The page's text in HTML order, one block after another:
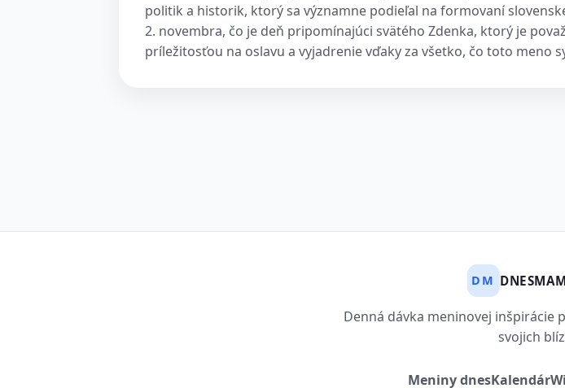
politik a historik, ktorý sa významne podieľal na formovaní
2. novembra, čo je deň pripomínajúci svätého Zdenka, ktorý je
príležitosťou na oslavu a vyjadrenie vďaky za všetko, čo toto meno
DM
Denná dávka meninovej inšpirácie
svojich
Meniny dnesKalendár